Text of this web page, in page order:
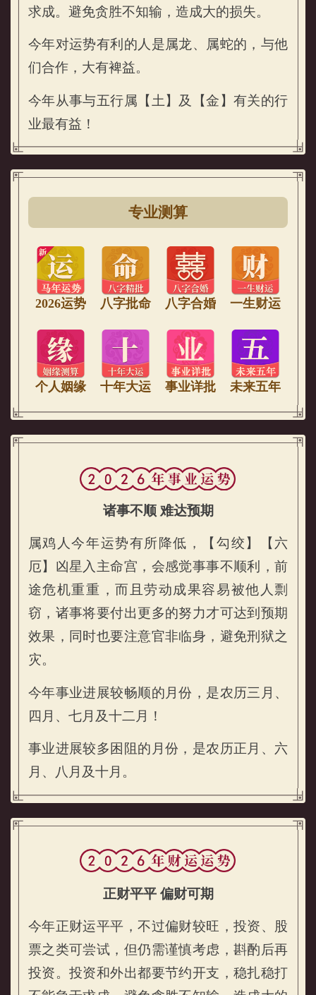
求成。避免贪胜不知输，造成大的损失。
今年对运势有利的人是属龙、属蛇的，与他
们合作，大有裨益。
今年从事与五行属【土】及【金】有关的行
业最有益！
专业测算
2026运势 八字批命 八字合婚 一生财运
个人姻缘 十年大运 事业详批 未来五年
属鸡的人2026年事业运势
诸事不顺 难达预期
属鸡人今年运势有所降低，【勾绞】【六
厄】凶星入主命宫，会感觉事事不顺利，前
途危机重重，而且劳动成果容易被他人剽
窃，诸事将要付出更多的努力才可达到预期
效果，同时也要注意官非临身，避免刑狱之
灾。
今年事业进展较畅顺的月份，是农历三月、
四月、七月及十二月！
事业进展较多困阻的月份，是农历正月、六
月、八月及十月。
正财平平 偏财可期
今年正财运平平，不过偏财较旺，投资、股
票之类可尝试，但仍需谨慎考虑，斟酌后再
投资。投资和外出都要节约开支，稳扎稳打